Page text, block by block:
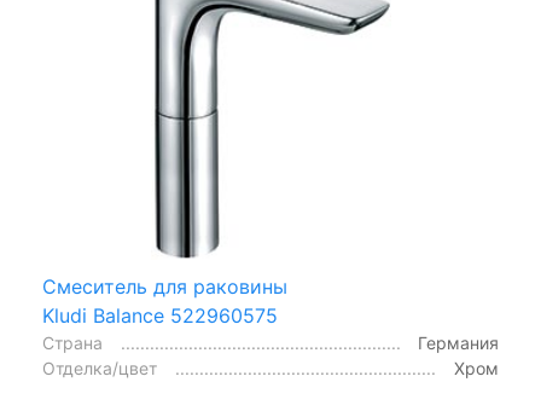
Смеситель для раковины
Kludi Balance 522960575
Страна
Германия
Отделка/цвет
Хром